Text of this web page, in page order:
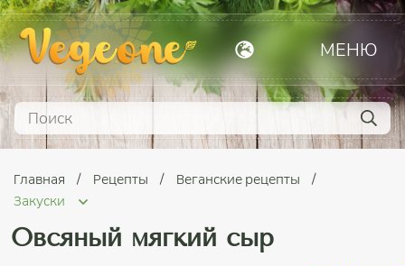
МЕНЮ
Главная Рецепты
Веганские рецепты
Закуски
Овсяный мягкий сыр